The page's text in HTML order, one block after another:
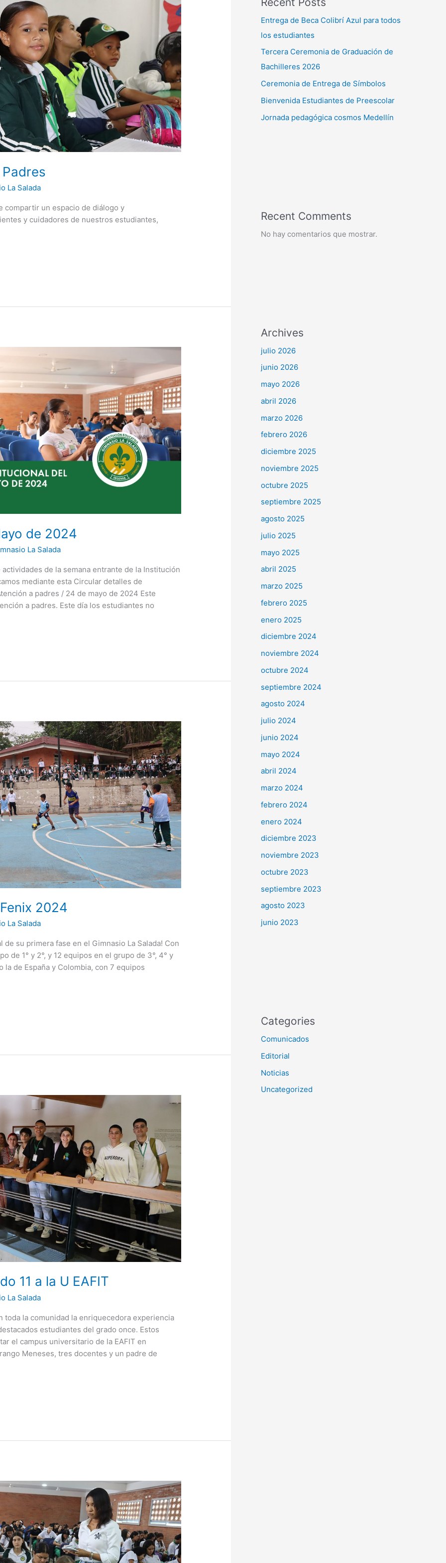
La Salada
compartir un espacio de diálogo y
y cuidadores de nuestros estudiantes,
de 2024
La Salada
de la semana entrante de la Institución
mediante esta Circular detalles de
a padres / 24 de mayo de 2024 Este
a padres. Este día los estudiantes no
2024
La Salada
de su primera fase en el Gimnasio La Salada! Con
de 1° y 2°, y 12 equipos en el grupo de 3°, 4° y
la de España y Colombia, con 7 equipos
11 a la U EAFIT
La Salada
toda la comunidad la enriquecedora experiencia
estudiantes del grado once. Estos
el campus universitario de la EAFIT en
Meneses, tres docentes y un padre de
Entrega de Beca Colibrí Azul para todos
los estudiantes
Tercera Ceremonia de Graduación de
Bachilleres 2026
Ceremonia de Entrega de Símbolos
Bienvenida Estudiantes de Preescolar
Jornada pedagógica cosmos Medellín
Recent Comments
No hay comentarios que mostrar.
Archives
julio 2026
junio 2026
mayo 2026
abril 2026
marzo 2026
febrero 2026
diciembre 2025
noviembre 2025
octubre 2025
septiembre 2025
agosto 2025
julio 2025
mayo 2025
abril 2025
marzo 2025
febrero 2025
enero 2025
diciembre 2024
noviembre 2024
octubre 2024
septiembre 2024
agosto 2024
julio 2024
junio 2024
mayo 2024
abril 2024
marzo 2024
febrero 2024
enero 2024
diciembre 2023
noviembre 2023
octubre 2023
septiembre 2023
agosto 2023
junio 2023
Categories
Comunicados
Editorial
Noticias
Uncategorized